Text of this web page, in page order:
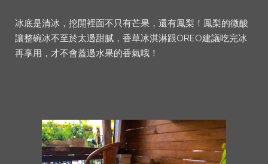
冰底是清冰，挖開裡面不只有芒果，還有鳳梨！鳳梨的微酸
讓整碗冰不至於太過甜膩，香草冰淇淋跟OREO建議吃完冰
再享用，才不會蓋過水果的香氣哦！